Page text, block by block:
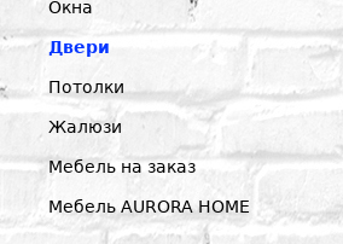
Окна
Двери
Потолки
Жалюзи
Мебель на заказ
Мебель AURORA HOME